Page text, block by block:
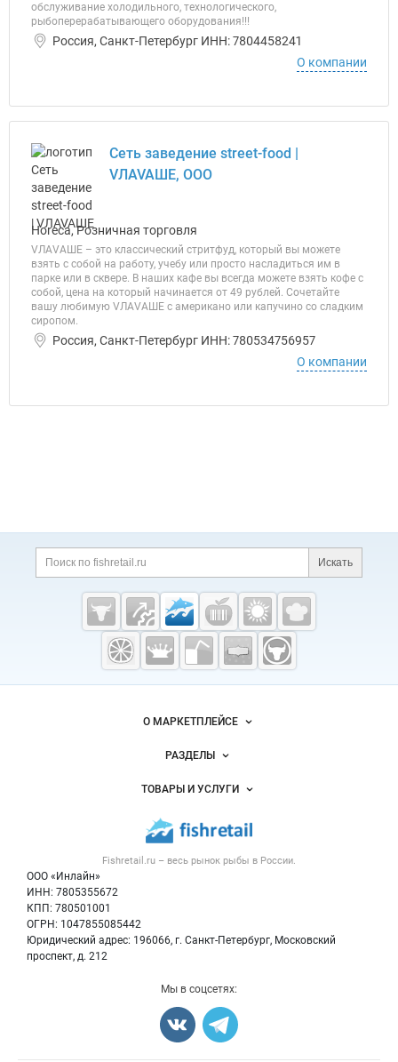
обслуживание холодильного, технологического,
рыбоперерабатывающего оборудования!!!
Россия, Санкт-Петербург ИНН: 7804458241
О компании
Сеть заведение street-food |
VЛAVAШЕ, ООО
Horeca, Розничная торговля
VЛАVАШЕ – это классический стритфуд, который вы можете
взять с собой на работу, учебу или просто насладиться им в
парке или в сквере. В наших кафе вы всегда можете взять кофе с
собой, цена на который начинается от 49 рублей. Сочетайте
вашу любимую VЛАVАШЕ с американо или капучино со сладким
сиропом.
Россия, Санкт-Петербург ИНН: 780534756957
О компании
Дополнительная информация
Поиск по сайту и
Искать
Cсылки на полезные проекты
Fishretail.ru —
рыба,
морепродукты
Важные разделы и контакты
Fishretail.ru – весь рынок рыбы в России.
ООО «Инлайн»
ИНН: 7805355672
КПП: 780501001
ОГРН: 1047855085442
Юридический адрес: 196066, г. Санкт-Петербург, Московский
проспект, д. 212
Навигация по сайтуО МАРКЕТПЛЕЙСЕ
Новости Fishretail.ru
Размещение рекламы
Публичная оферта
Контактная информация
Политика обработки персональных данных
РАЗДЕЛЫ
Объявления
Новости рынка
Блог
ТОВАРЫ И УСЛУГИ
Рыба
Икра
Мы в соцсетях: